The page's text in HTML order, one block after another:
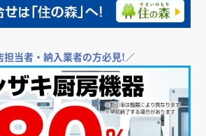
担当者・納入業者の方必見!／